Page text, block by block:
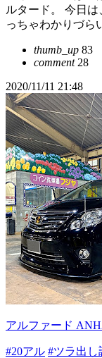
ルタード。 今日
っちゃわかりづら
thumb_up 83
comment28
2020/11/11 21:48
アルファード
#20アル #ツラ出し